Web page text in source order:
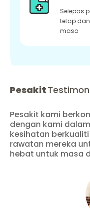
Selepas
tetap
masa
Pesakit
Pesakit kami
dengan kami
kesihatan
rawatan mereka
hebat untuk masa